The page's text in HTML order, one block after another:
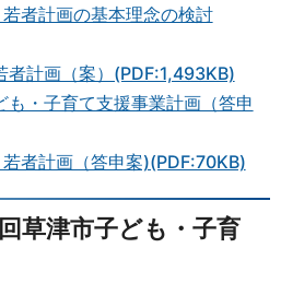
者計画の基本理念の検討
者計画（案）(PDF:1,493KB)
・子育て支援事業計画（答申
者計画（答申案)(PDF:70KB)
草津市子ども・子育